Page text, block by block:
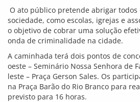
O ato público pretende abrigar todos
sociedade, como escolas, igrejas e
o objetivo de cobrar uma solução
onda de criminalidade na cidade.
A caminhada terá dois pontos de
oeste – Seminário Nossa Senhora de
leste – Praça Gerson Sales. Os
na Praça Barão do Rio Branco para
previsto para 16 horas.